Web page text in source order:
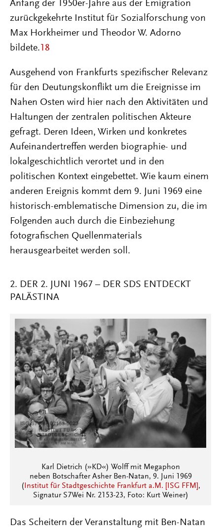
Anfang der 1950er-Jahre aus der Emigration
zurückgekehrte Institut für Sozialforschung von
Max Horkheimer und Theodor W. Adorno
bildete. 18
Ausgehend von Frankfurts spezifischer Relevanz
für den Deutungskonflikt um die Ereignisse im
Nahen Osten wird hier nach den Aktivitäten und
Haltungen der zentralen politischen Akteure
gefragt. Deren Ideen, Wirken und konkretes
Aufeinandertreffen werden biographie- und
lokalgeschichtlich verortet und in den
politischen Kontext eingebettet. Wie kaum einem
anderen Ereignis kommt dem 9. Juni 1969 eine
historisch-emblematische Dimension zu, die im
Folgenden auch durch die Einbeziehung
fotografischen Quellenmaterials
herausgearbeitet werden soll.
2. DER 2. JUNI 1967 – DER SDS ENTDECKT
PALÄSTINA
Karl Dietrich (»KD«) Wolff mit Megaphon
neben Botschafter Asher Ben-Natan, 9. Juni 1969
( Institut für Stadtgeschichte Frankfurt a.M. [ISG FFM] ,
Signatur S7Wei Nr. 2153-23, Foto: Kurt Weiner)
Das Scheitern der Veranstaltung mit Ben-Natan